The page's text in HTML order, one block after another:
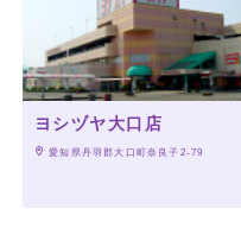
ヨシヅヤ大口店
愛知県丹羽郡大口町奈良子2-79